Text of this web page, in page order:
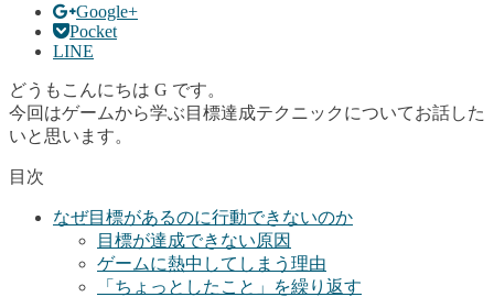
Google+
Pocket
LINE
どうもこんにちは G です。
今回はゲームから学ぶ目標達成テクニックについてお話した
いと思います。
目次
なぜ目標があるのに行動できないのか
目標が達成できない原因
ゲームに熱中してしまう理由
「ちょっとしたこと」を繰り返す